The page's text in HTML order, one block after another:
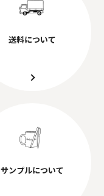
送料について
サンプルについて